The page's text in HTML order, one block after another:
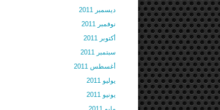
ديسمبر 2011
نوفمبر 2011
أكتوبر 2011
سبتمبر 2011
أغسطس 2011
يوليو 2011
يونيو 2011